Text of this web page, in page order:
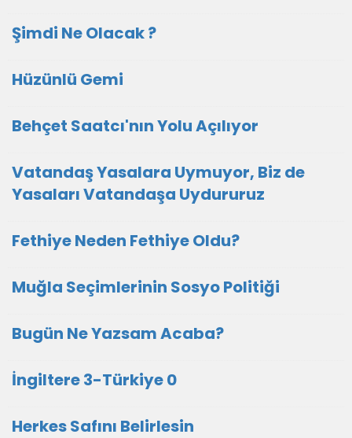
Şimdi Ne Olacak ?
Hüzünlü Gemi
Behçet Saatcı'nın Yolu Açılıyor
Vatandaş Yasalara Uymuyor, Biz de
Yasaları Vatandaşa Uydururuz
Fethiye Neden Fethiye Oldu?
Muğla Seçimlerinin Sosyo Politiği
Bugün Ne Yazsam Acaba?
İngiltere 3-Türkiye 0
Herkes Safını Belirlesin